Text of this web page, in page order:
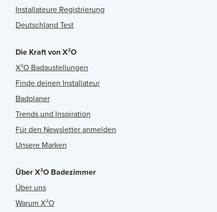
Installateure Registrierung
Deutschland Test
Die Kraft von X²O
X²O Badaustellungen
Finde deinen Installateur
Badplaner
Trends und Inspiration
Für den Newsletter anmelden
Unsere Marken
Über X²O Badezimmer
Über uns
Warum X²O